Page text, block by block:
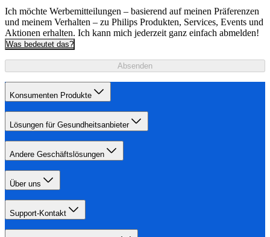
Ich möchte Werbemitteilungen – basierend auf meinen Präferenzen
und meinem Verhalten – zu Philips Produkten, Services, Events und
Aktionen erhalten. Ich kann mich jederzeit ganz einfach abmelden!
Was bedeutet das?
Absenden
Konsumenten Produkte
Lösungen für Gesundheitsanbieter
Andere Geschäftslösungen
Über uns
Support-Kontakt